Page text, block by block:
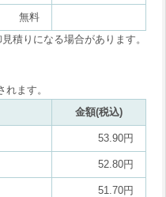
無料
積りになる場合があります。
ます。
金額(税込)
53.90円
52.80円
51.70円